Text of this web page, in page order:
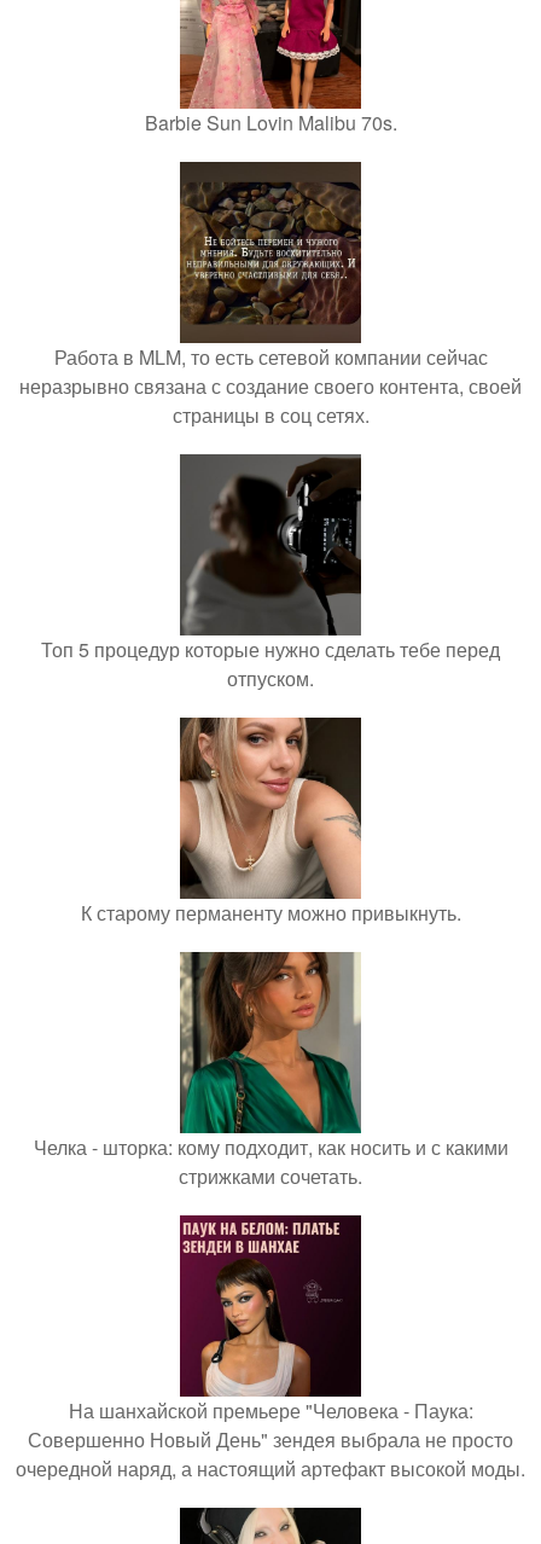
Barbie Sun Lovin Malibu 70s.
Работа в MLM, то есть сетевой компании сейчас
неразрывно связана с создание своего контента, своей
страницы в соц сетях.
Топ 5 процедур которые нужно сделать тебе перед
отпуском.
К старому перманенту можно привыкнуть.
Челка - шторка: кому подходит, как носить и с какими
стрижками сочетать.
На шанхайской премьере "Человека - Паука:
Совершенно Новый День" зендея выбрала не просто
очередной наряд, а настоящий артефакт высокой моды.